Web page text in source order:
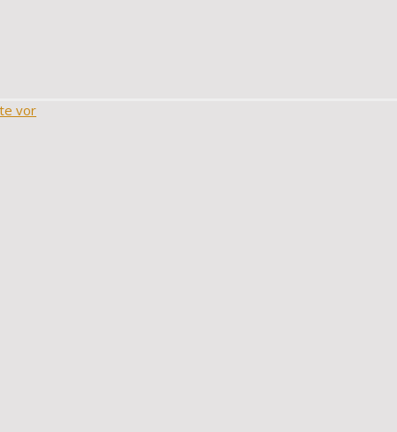
vor